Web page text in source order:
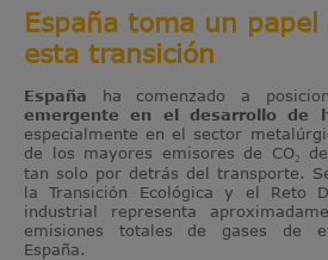
España toma un
esta transición
España ha comenzado a
emergente en el desarrollo de
especialmente en el sector
de los mayores emisores de CO₂
tan solo por detrás del transporte.
la Transición Ecológica y el Reto
industrial representa
emisiones totales de gases de
España.